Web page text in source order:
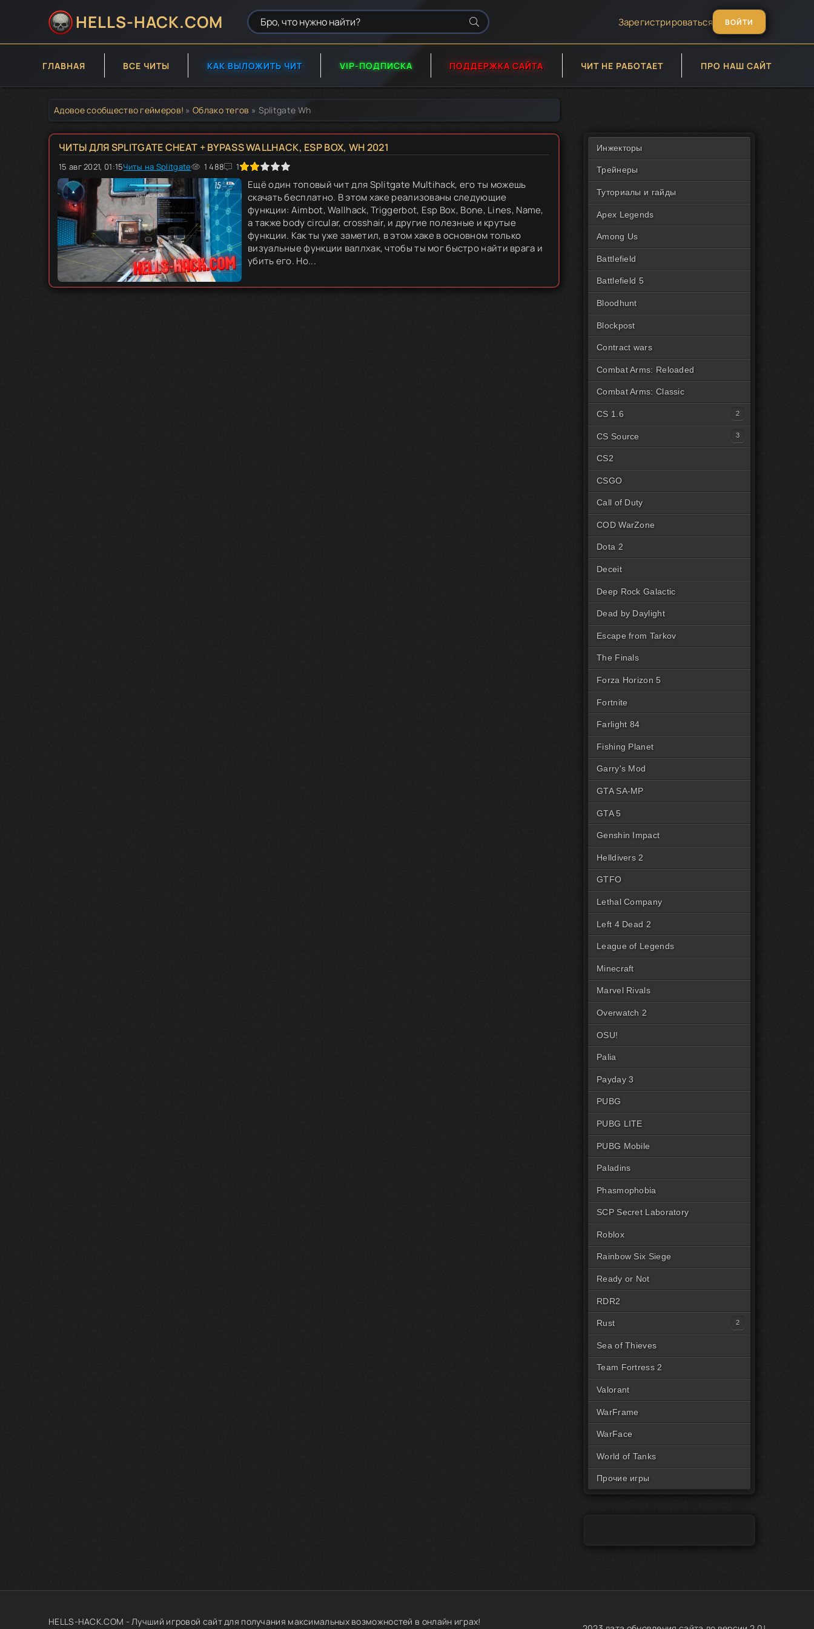
HELLS-HACK.COM Зарегистрироваться ВОЙТИ
ГЛАВНАЯ ВСЕ ЧИТЫ КАК ВЫЛОЖИТЬ ЧИТ VIP-ПОДПИСКА ПОДДЕРЖКА САЙТА ЧИТ НЕ РАБОТАЕТ ПРО НАШ САЙТ
Адовое сообщество геймеров! »Облако тегов » Splitgate Wh
ЧИТЫ ДЛЯ SPLITGATE CHEAT + BYPASS WALLHACK, ESP BOX, WH 2021
15 авг 2021, 01:15Читы на Splitgate 1 488 1
40 1 2 3 4 5
Ещё один топовый чит для Splitgate Multihack, его ты можешь
скачать бесплатно. В этом хаке реализованы следующие
функции: Aimbot, Wallhack, Triggerbot, Esp Box, Bone, Lines, Name,
а также body circular, crosshair, и другие полезные и крутые
функции. Как ты уже заметил, в этом хаке в основном только
визуальные функции валлхак, чтобы ты мог быстро найти врага и
убить его. Но...
Инжекторы
Трейнеры
Туториалы и гайды
Apex Legends
Among Us
Battlefield
Battlefield 5
Bloodhunt
Blockpost
Contract wars
Combat Arms: Reloaded
Combat Arms: Classic
CS 1.6
Читы для CS1.6 [Steam]
Читы для CS1.6 [Пиратка]
CS Source
Читы на CSS Steam
Читы на CSS Пиратка
CS2
CSGO
Call of Duty
COD WarZone
Dota 2
Deceit
Deep Rock Galactic
Dead by Daylight
Escape from Tarkov
The Finals
Forza Horizon 5
Fortnite
Farlight 84
Fishing Planet
Garry's Mod
GTA SA-MP
GTA 5
Genshin Impact
Helldivers 2
GTFO
Lethal Company
Left 4 Dead 2
League of Legends
Minecraft
Marvel Rivals
Overwatch 2
OSU!
Palia
Payday 3
PUBG
PUBG LITE
PUBG Mobile
Paladins
Phasmophobia
SCP Secret Laboratory
Roblox
Rainbow Six Siege
Ready or Not
RDR2
Rust
Читы на Rust Steam
Читы на Rust Пиратка
Sea of Thieves
Team Fortress 2
Valorant
WarFrame
WarFace
World of Tanks
Прочие игры
HELLS-HACK.COM - Лучший игровой сайт для получания максимальных возможностей в онлайн играх!